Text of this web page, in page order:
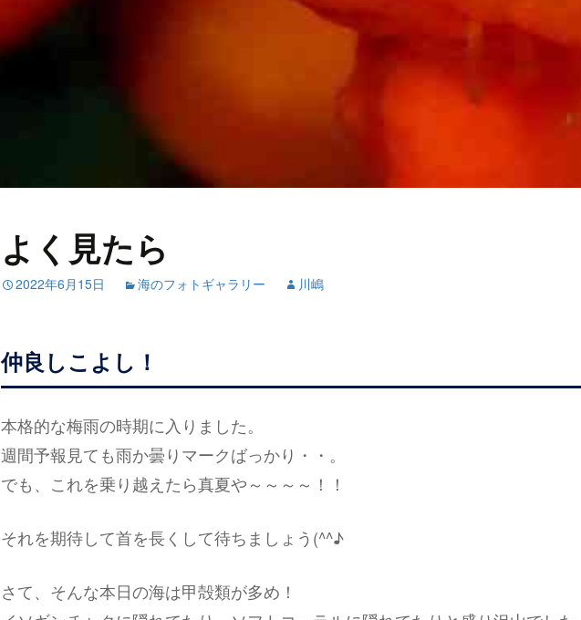
よく見たら
2022年6月15日 海のフォトギャラリー 川嶋
仲良しこよし！
本格的な梅雨の時期に入りました。
週間予報見ても雨か曇りマークばっかり・・。
でも、これを乗り越えたら真夏や～～～～！！
それを期待して首を長くして待ちましょう(^^♪
さて、そんな本日の海は甲殻類が多め！